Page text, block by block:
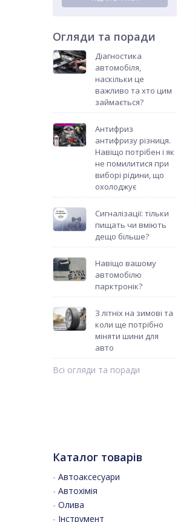
Огляди та поради
Діагностика
автомобіля,
наскільки це
важливо та хто цим
займається?
Антифриз
антифризу різниця.
Навіщо потрібен і як
не помилитися при
виборі рідини, що
охолоджує
Сигналізації: тільки
пищать чи вміють
дещо більше?
Навіщо вашому
автомобілю
парктронік?
З літніх на зимові та
коли ще потрібно
міняти шини для
авто
Всі огляди та поради
Каталог товарів
- Автоаксесуари
- Автохімія
- Олива
- Інструмент